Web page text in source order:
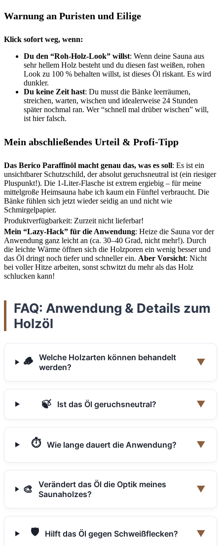
Warnung an Puristen und Eilige
Klick sofort weg, wenn:
Du den “Roh-Holz-Look” willst: Wenn deine Sauna aus
sehr hellem Holz besteht und du diesen fast weißen, rohen
Look zu 100 % behalten willst, ist dieses Öl riskant. Es wird
dunkler.
Du keine Zeit hast: Du musst die Bänke leerräumen,
streichen, warten, wischen und idealerweise 24 Stunden
später nochmal ran. Wer “schnell mal drüber wischen” will,
ist hier falsch.
Mein abschließendes Urteil & Profi-Tipp
Das Berico Paraffinöl macht genau das, was es soll: Es ist ein
unsichtbarer Schutzschild, der absolut geruchsneutral ist (ein riesiger
Pluspunkt!). Die 1-Liter-Flasche ist extrem ergiebig – für meine
mittelgroße Heimsauna habe ich kaum ein Fünftel verbraucht. Die
Bänke fühlen sich jetzt wieder seidig an und nicht wie
Schmirgelpapier.
Produktverfügbarkeit: Zurzeit nicht lieferbar!
Mein “Lazy-Hack” für die Anwendung: Heize die Sauna vor der
Anwendung ganz leicht an (ca. 30–40 Grad, nicht mehr!). Durch
die leichte Wärme öffnen sich die Holzporen ein wenig besser und
das Öl dringt noch tiefer und schneller ein. Aber Vorsicht: Nicht
bei voller Hitze arbeiten, sonst schwitzt du mehr als das Holz
schlucken kann!
FAQ: Anwendung & Details zum
Holzöl
🪵
Welche Holzarten können behandelt
werden?
▼
🍃 Ist das Öl geruchsneutral? ▼
⏱️ Wie lange dauert die Anwendung? ▼
🎨
Verändert das Öl die Optik meines
Saunaholzes?
▼
🛡️ Hilft das Öl gegen Schweißflecken? ▼